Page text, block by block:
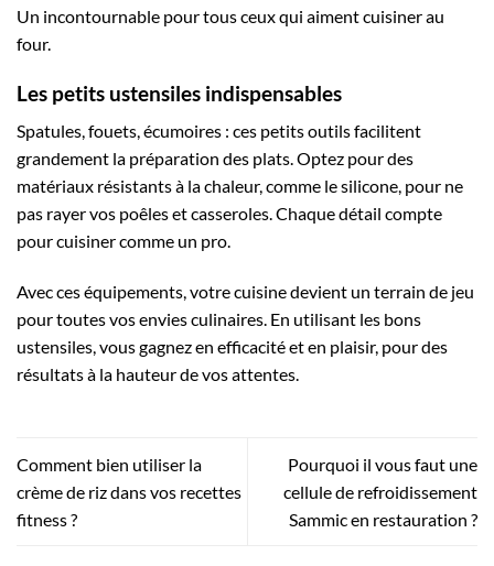
Un incontournable pour tous ceux qui aiment cuisiner au
four.
Les petits ustensiles indispensables
Spatules, fouets, écumoires : ces petits outils facilitent
grandement la préparation des plats. Optez pour des
matériaux résistants à la chaleur, comme le silicone, pour ne
pas rayer vos poêles et casseroles. Chaque détail compte
pour cuisiner comme un pro.
Avec ces équipements, votre cuisine devient un terrain de jeu
pour toutes vos envies culinaires. En utilisant les bons
ustensiles, vous gagnez en efficacité et en plaisir, pour des
résultats à la hauteur de vos attentes.
Comment bien utiliser la
crème de riz dans vos recettes
fitness ?
Pourquoi il vous faut une
cellule de refroidissement
Sammic en restauration ?